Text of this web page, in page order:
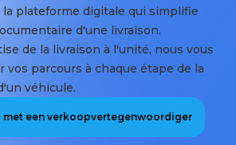
plateforme digitale qui simplifie
d'une livraison.
de la livraison à l'unité, nous vous
vos parcours à chaque étape de la
véhicule.
met een verkoopvertegenwoordiger